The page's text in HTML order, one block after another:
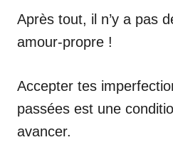
Après tout, il n’y a pas
amour-propre !
Accepter tes
passées est une
avancer.